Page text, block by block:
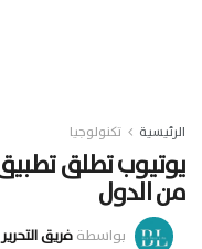
الرئيسية تكنولوجيا
من الدول
بواسطةفريق التحرير